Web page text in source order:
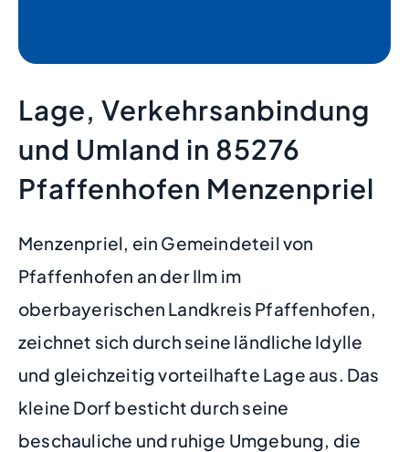
Lage, Verkehrsanbindung
und Umland in 85276
Pfaffenhofen Menzenpriel
Menzenpriel, ein Gemeindeteil von
Pfaffenhofen an der Ilm im
oberbayerischen Landkreis Pfaffenhofen,
zeichnet sich durch seine ländliche Idylle
und gleichzeitig vorteilhafte Lage aus. Das
kleine Dorf besticht durch seine
beschauliche und ruhige Umgebung, die